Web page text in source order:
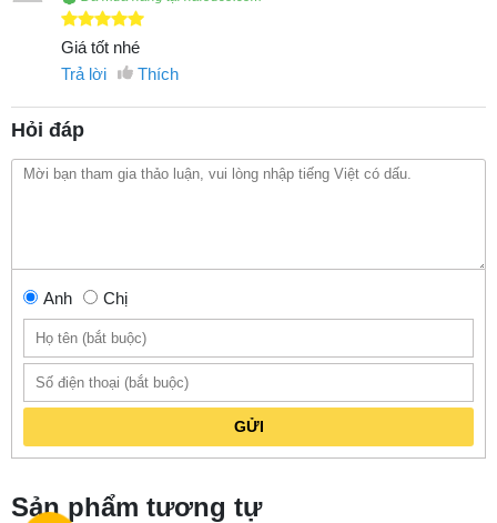
Giá tốt nhé
Trả lời
Thích
Hỏi đáp
Anh Chị
GỬI
Sản phẩm tương tự